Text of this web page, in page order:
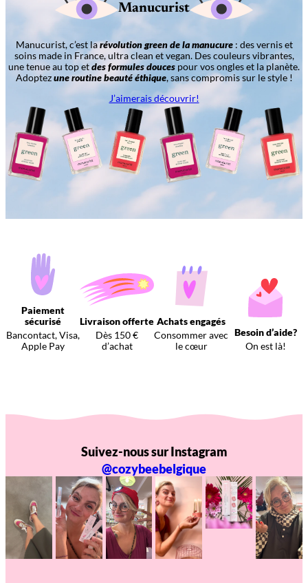
Manucurist
Manucurist, c’est larévolution green de la manucure: des vernis et
soins made in France, ultra clean et vegan. Des couleurs vibrantes,
une tenue au top etdes formules douces pour vos ongles et la planète.
Adoptezune routine beauté éthique, sans compromis sur le style !
J’aimerais découvrir!
Paiement
sécurisé
Bancontact, Visa,
Apple Pay
Livraison offerte
Dès 150 €
d’achat
Achats engagés
Consommer avec
le cœur
Besoin d’aide?
On est là!
Suivez-nous sur Instagram
@cozybeebelgique